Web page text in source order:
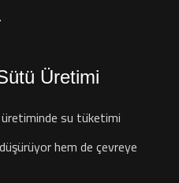
Üretimi
su tüketimi
hem de çevreye